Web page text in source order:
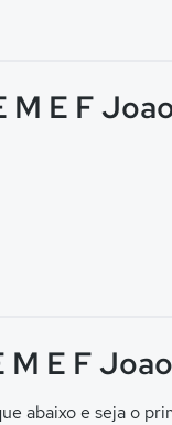
M E F
M E F
abaixo e seja o